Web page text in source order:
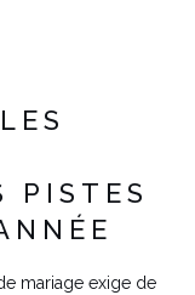
PISTES
mariage exige de